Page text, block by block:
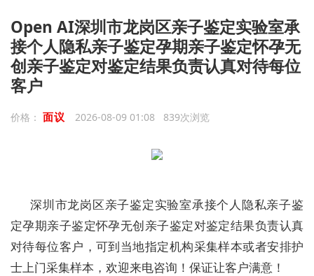
Open AI深圳市龙岗区亲子鉴定实验室承
接个人隐私亲子鉴定孕期亲子鉴定怀孕无
创亲子鉴定对鉴定结果负责认真对待每位
客户
价格： 面议 2026-08-09 01:08 839次浏览
深圳市龙岗区亲子鉴定实验室承接个人隐私亲子鉴
定孕期亲子鉴定怀孕无创亲子鉴定对鉴定结果负责认真
对待每位客户，可到当地指定机构采集样本或者安排护
士上门采集样本，欢迎来电咨询！保证让客户满意！